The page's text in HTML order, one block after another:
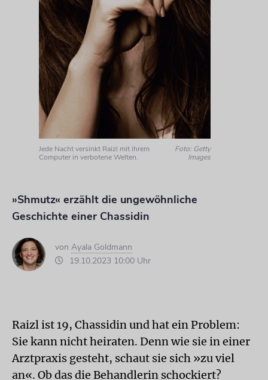
Jede Nacht versinkt Raizl mit ihrem
Computer in verbotene Welten.
Foto: Getty
Images
»Shmutz« erzählt die ungewöhnliche
Geschichte einer Chassidin
von Ayala Goldmann
19.10.2023 10:00 Uhr
Raizl ist 19, Chassidin und hat ein Problem:
Sie kann nicht heiraten. Denn wie sie in einer
Arztpraxis gesteht, schaut sie sich »zu viel
an«. Ob das die Behandlerin schockiert?